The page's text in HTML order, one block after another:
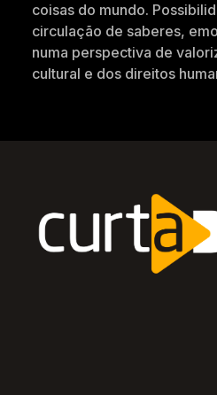
coisas do mundo.
circulação de saberes,
numa perspectiva de
cultural e dos direitos